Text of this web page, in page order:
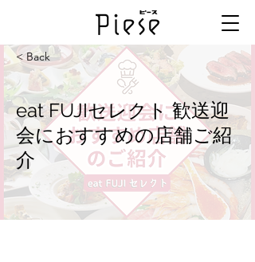
< Back
eat FUJIセレクト 歓送迎
会におすすめの店舗ご紹
介